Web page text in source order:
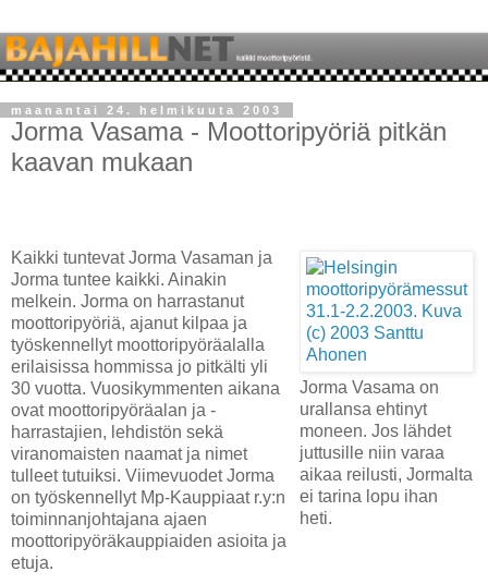
maanantai 24. helmikuuta 2003
Jorma Vasama - Moottoripyöriä pitkän
kaavan mukaan
Jorma Vasama on
urallansa ehtinyt
moneen. Jos lähdet
juttusille niin varaa
aikaa reilusti, Jormalta
ei tarina lopu ihan
heti.
Kaikki tuntevat Jorma Vasaman ja
Jorma tuntee kaikki. Ainakin
melkein. Jorma on harrastanut
moottoripyöriä, ajanut kilpaa ja
työskennellyt moottoripyöräalalla
erilaisissa hommissa jo pitkälti yli
30 vuotta. Vuosikymmenten aikana
ovat moottoripyöräalan ja -
harrastajien, lehdistön sekä
viranomaisten naamat ja nimet
tulleet tutuiksi. Viimevuodet Jorma
on työskennellyt Mp-Kauppiaat r.y:n
toiminnanjohtajana ajaen
moottoripyöräkauppiaiden asioita ja
etuja.